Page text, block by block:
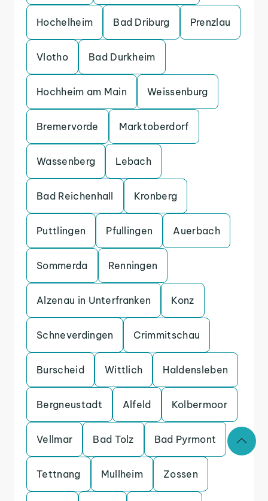
Hochelheim Bad Driburg Prenzlau
Vlotho Bad Durkheim
Hochheim am Main Weissenburg
Bremervorde Marktoberdorf
Wassenberg Lebach
Bad Reichenhall Kronberg
Puttlingen Pfullingen Auerbach
Sommerda Renningen
Alzenau in Unterfranken Konz
Schneverdingen Crimmitschau
Burscheid Wittlich Haldensleben
Bergneustadt Alfeld Kolbermoor
Vellmar Bad Tolz Bad Pyrmont
Tettnang Mullheim Zossen